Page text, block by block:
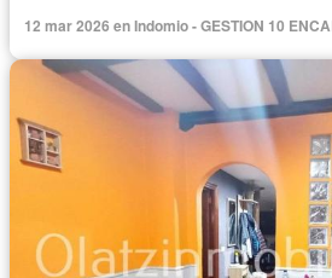
12 mar 2026 en Indomio - GESTION 10